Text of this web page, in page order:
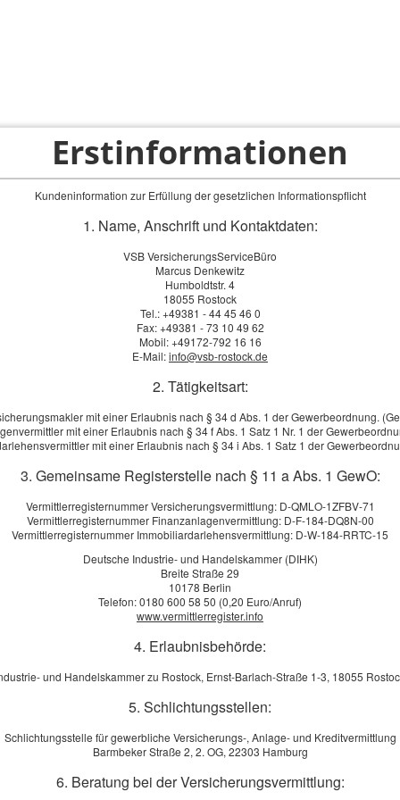
Privatkunden Firmenkunden Service-Bereich
Verursacher abhängig ist
oder Sachschaden, die Verantwortung scheint klar, der
lauert jedoch, wenn der Verursacher eingestehen muss, dass
gar nicht tragen kann. Genau in diesem Moment kippt die
...[mehr]
Unabhängigkeit vom Strommarkt und macht das eigene Zuhause
nutzen auch kleinere Flächen zur
blauer Fleck
probieren Neues aus und denken selten zuerst an
mehr wird als ein kurzer Schreckmoment. Dann geht es nicht
Erstinformationen
Kundeninformation zur Erfüllung der gesetzlichen Informationspflicht
1. Name, Anschrift und Kontaktdaten:
VSB VersicherungsServiceBüro
Marcus Denkewitz
Humboldtstr. 4
18055 Rostock
Tel.: +49381 - 44 45 46 0
Fax: +49381 - 73 10 49 62
Mobil: +49172-792 16 16
E-Mail:info@vsb-rostock.de
2. Tätigkeitsart:
mit einer Erlaubnis nach § 34 d Abs. 1 der Gewerbeordnung.
mit einer Erlaubnis nach § 34 f Abs. 1 Satz 1 Nr. 1 der
mit einer Erlaubnis nach § 34 i Abs. 1 Satz 1 der
3. Gemeinsame Registerstelle nach § 11 a Abs. 1 GewO:
Vermittlerregisternummer Versicherungsvermittlung: D-QMLO-1ZFBV-71
Vermittlerregisternummer Finanzanlagenvermittlung: D-F-184-DQ8N-00
Vermittlerregisternummer Immobiliardarlehensvermittlung: D-W-184-RRTC-15
Deutsche Industrie- und Handelskammer (DIHK)
Breite Straße 29
10178 Berlin
Telefon: 0180 600 58 50 (0,20 Euro/Anruf)
www.vermittlerregister.info
4. Erlaubnisbehörde:
und Handelskammer zu Rostock, Ernst-Barlach-Straße 1-3, 18055
5. Schlichtungsstellen:
Schlichtungsstelle für gewerbliche Versicherungs-, Anlage- und Kreditvermittlung
Barmbeker Straße 2, 2. OG, 22303 Hamburg
6. Beratung bei der Versicherungsvermittlung: